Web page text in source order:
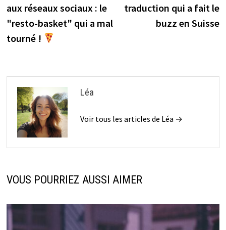
aux réseaux sociaux : le
"resto-basket" qui a mal
tourné !
traduction qui a fait le
buzz en Suisse
Léa
Voir tous les articles de Léa →
VOUS POURRIEZ AUSSI AIMER